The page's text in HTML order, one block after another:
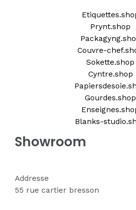
Prynt.shop
Couvre-
Sokette.shop
Cyntre.shop
Gourdes.shop
Blanks-
Showroom
Addresse
55 rue cartier bresson